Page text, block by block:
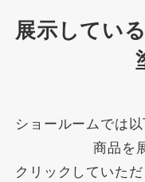
展示してい
ショールームでは
商品を
クリックしていた